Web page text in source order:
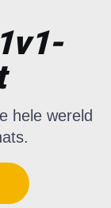
hele wereld